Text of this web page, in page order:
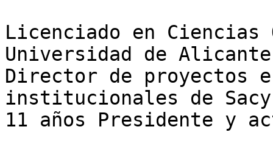
Licenciado en
Universidad de
Director de proyectos
institucionales de
11 años Presidente y